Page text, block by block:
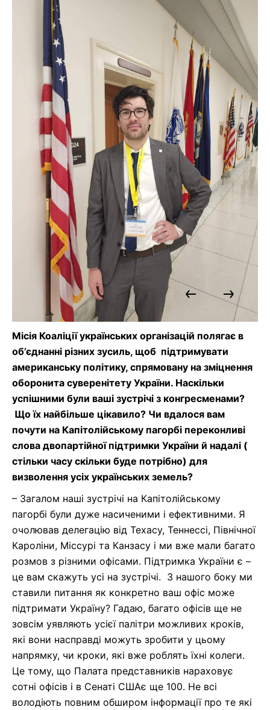
Місія Коаліціїукраїнських організацій полягає в
об’єднанні різних зусиль, щоб підтримувати
американську політику, спрямовану на зміцнення
оборонита суверенітету України. Наскільки
успішними були ваші зустрічі з конгресменами?
Що їх найбільше цікавило? Чи вдалося вам
почути на Капітолійському пагорбі переконливі
слова двопартійної підтримки України й надалі (
стільки часу скільки буде потрібно) для
визволення усіх українських земель?
– Загалом наші зустрічі на Капітолійському
пагорбі були дуже насиченими і ефективними. Я
очолював делегацію від Техасу, Теннессі, Північної
Кароліни, Міссурі та Канзасу і ми вже мали багато
розмов з різними офісами. Підтримка України є –
це вам скажуть усі на зустрічі. З нашого боку ми
ставили питання як конкретно ваш офіс може
підтримати Україну? Гадаю, багато офісів ще не
зовсім уявляють усієї палітри можливих кроків,
які вони насправді можуть зробити у цьому
напрямку, чи кроки, які вже роблять їхні колеги.
Це тому, що Палата представників нараховує
сотні офісів і в Сенаті СШАє ще 100. Не всі
володіють повним обширом інформації про те які